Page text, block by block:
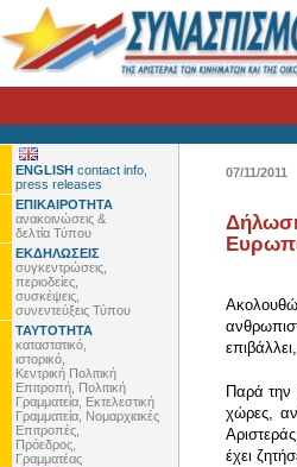
ENGLISH contact info,
press releases
ΕΠΙΚΑΙΡΟΤΗΤΑ
ανακοινώσεις &
δελτία Τύπου
ΕΚΔΗΛΩΣΕΙΣ
συγκεντρώσεις,
περιοδείες,
συσκέψεις,
συνεντεύξεις Τύπου
ΤΑΥΤΟΤΗΤΑ
καταστατικό,
ιστορικό,
Κεντρική Πολιτική
Επιτροπή, Πολιτική
Γραμματεία, Εκτελεστική
Γραμματεία, Νομαρχιακές
Επιτροπές,
Πρόεδρος,
Γραμματέας
07/11/2011
Παρά την
χώρες,
έχει